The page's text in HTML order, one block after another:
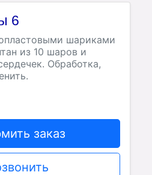
6
шариками
из 10 шаров и
Обработка,
заказ